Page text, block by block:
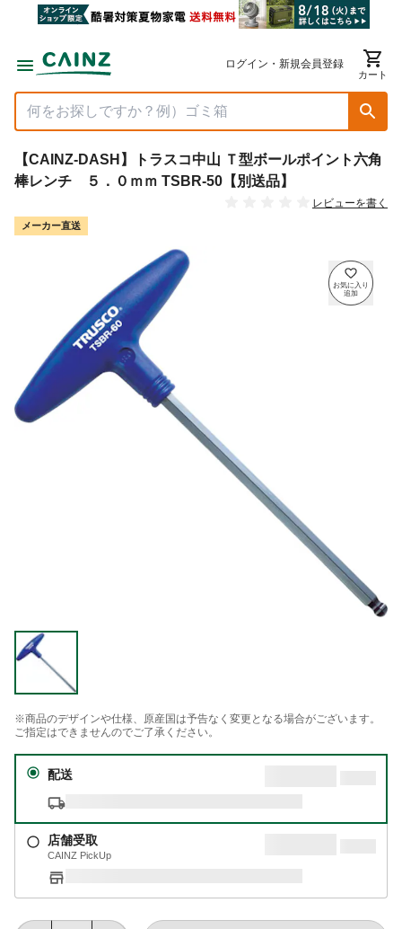
ログイン・新規会員登録
カート
【CAINZ-DASH】トラスコ中山 Ｔ型ボールポイント六角
棒レンチ ５．０ｍｍ TSBR-50【別送品】
レビューを書く
メーカー直送
※商品のデザインや仕様、原産国は予告なく変更となる場合がございます。
ご指定はできませんのでご了承ください。
配送
店舗受取
CAINZ PickUp